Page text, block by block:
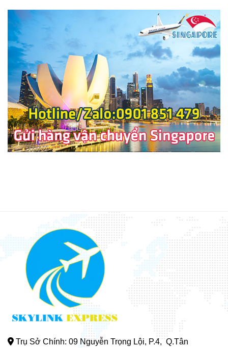
Trụ Sở Chính: 09 Nguyễn Trọng Lội, P.4, Q.Tân